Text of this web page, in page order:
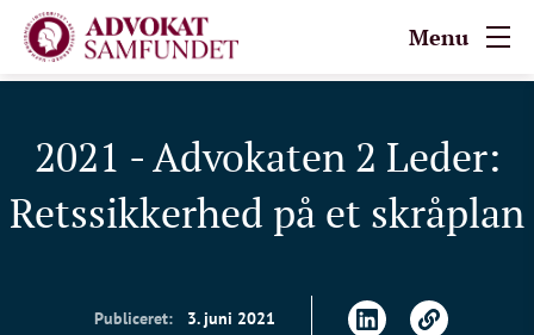
Menu
2021 - Advokaten 2 Leder:
Retssikkerhed på et skråplan
Publiceret:
3. juni 2021